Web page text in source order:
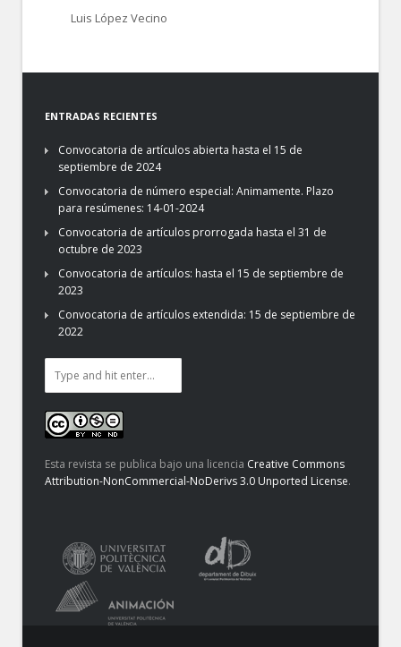
Luis López Vecino
ENTRADAS RECIENTES
Convocatoria de artículos abierta hasta el 15 de
septiembre de 2024
Convocatoria de número especial: Animamente. Plazo
para resúmenes: 14-01-2024
Convocatoria de artículos prorrogada hasta el 31 de
octubre de 2023
Convocatoria de artículos: hasta el 15 de septiembre de
2023
Convocatoria de artículos extendida: 15 de septiembre de
2022
Esta revista se publica bajo una licencia Creative Commons
Attribution-NonCommercial-NoDerivs 3.0 Unported License.